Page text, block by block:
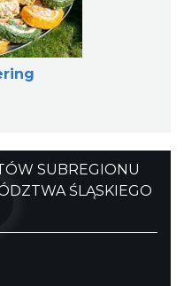
SUBREGIONU
ŚLĄSKIEGO